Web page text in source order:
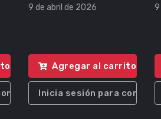
9 de abril de 2026
Agregar al carrito
Inicia sesión para comprar
9